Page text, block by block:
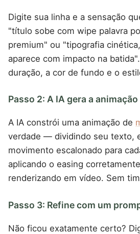
Digite sua linha e a sensação
"título sobe com wipe palavra
premium" ou "tipografia
aparece com impacto na
duração, a cor de fundo e o
Passo 2: A IA gera a animação
A IA constrói uma animação de
verdade — dividindo seu texto,
movimento escalonado para
aplicando o easing
renderizando em vídeo. Sem
Passo 3: Refine com um
Não ficou exatamente certo?